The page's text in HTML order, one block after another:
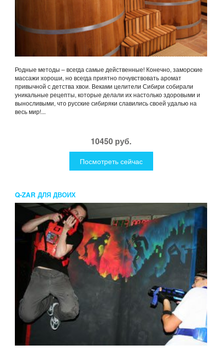
Родные методы – всегда самые действенные! Конечно, заморские
массажи хороши, но всегда приятно почувствовать аромат
привычной с детства хвои. Веками целители Сибири собирали
уникальные рецепты, которые делали их настолько здоровыми и
выносливыми, что русские сибиряки славились своей удалью на
весь мир!...
10450 руб.
Посмотреть сейчас
Q-ZAR ДЛЯ ДВОИХ